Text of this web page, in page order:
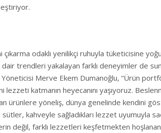
çıkarma odaklı yenilikçi ruhuyla tüketicisine
dair trendleri yakalayan farklı deneyimler de
Yöneticisi Merve Ekem Dumanoğlu, “Ürün
lezzeti katmanın heyecanını yaşıyoruz.
ürünlere yöneliş, dünya genelinde kendini
sütler, kahveyle sağladıkları lezzet uyumuyla
değil, farklı lezzetleri keşfetmekten